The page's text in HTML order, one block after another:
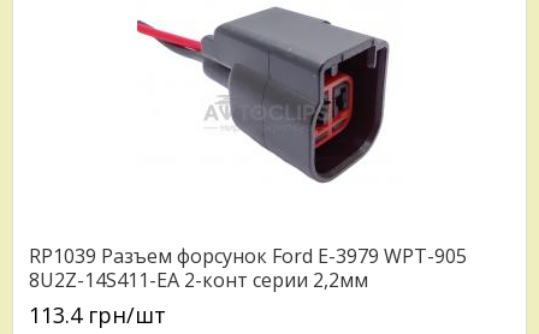
RP1039 Разъем форсунок Ford E-3979 WPT-905
8U2Z-14S411-EA 2-конт серии 2,2мм
113.4 грн/шт